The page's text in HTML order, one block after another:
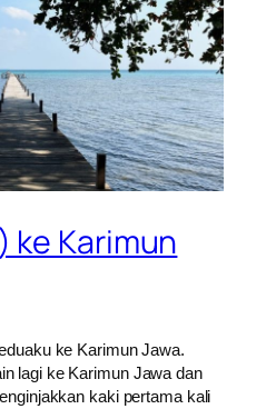
ke Karimun
ke Karimun Jawa.
lagi ke Karimun Jawa dan
kaki pertama kali